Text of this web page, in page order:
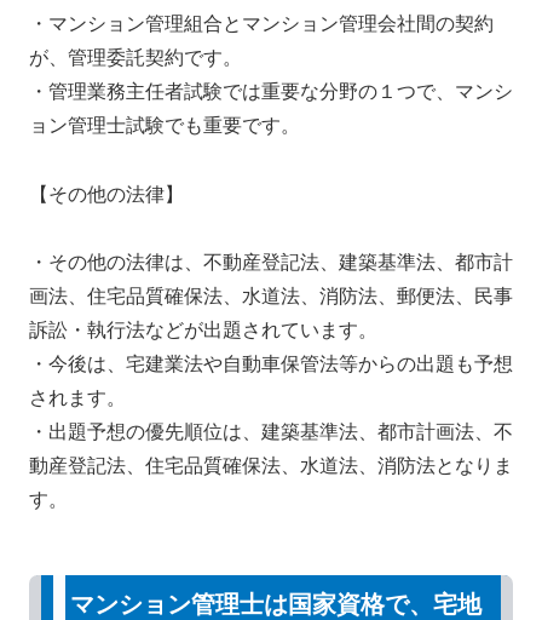
・マンション管理組合とマンション管理会社間の契約
が、管理委託契約です。
・管理業務主任者試験では重要な分野の１つで、マンシ
ョン管理士試験でも重要です。
【その他の法律】
・その他の法律は、不動産登記法、建築基準法、都市計
画法、住宅品質確保法、水道法、消防法、郵便法、民事
訴訟・執行法などが出題されています。
・今後は、宅建業法や自動車保管法等からの出題も予想
されます。
・出題予想の優先順位は、建築基準法、都市計画法、不
動産登記法、住宅品質確保法、水道法、消防法となりま
す。
マンション管理士は国家資格で、宅地